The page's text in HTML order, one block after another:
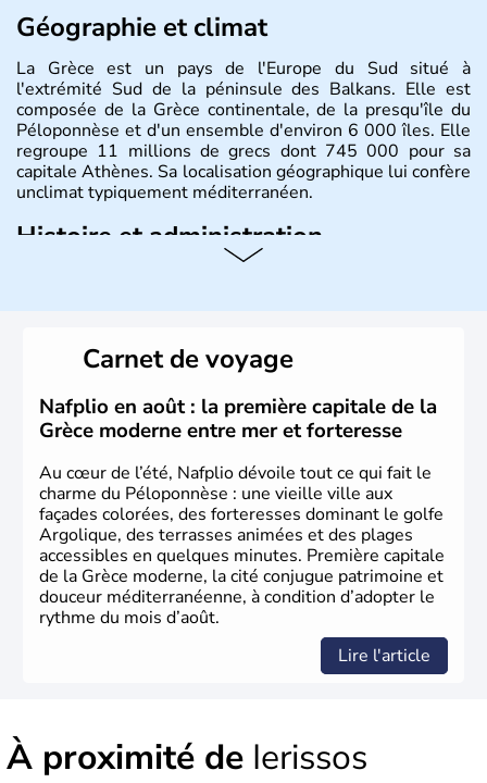
Géographie et climat
La Grèce est un pays de l'Europe du Sud situé à
l'extrémité Sud de la péninsule des Balkans. Elle est
composée de la Grèce continentale, de la presqu'île du
Péloponnèse et d'un ensemble d'environ 6 000 îles. Elle
regroupe 11 millions de grecs dont 745 000 pour sa
capitale Athènes. Sa localisation géographique lui confère
unclimat typiquement méditerranéen.
Histoire et administration
l'invention des Jeux Olympiques en 776 avant J.C. Le 25
mars 1820 sonne le début de la Guerre d'indépendance,
aujourd'hui date de la fête nationale grecque. La Grèce
est définitivement reconnue comme état indépendant à
partir de 1830.
Carnet de voyage
Nafplio en août : la première capitale de la
Grèce moderne entre mer et forteresse
Au cœur de l’été, Nafplio dévoile tout ce qui fait le
charme du Péloponnèse : une vieille ville aux
façades colorées, des forteresses dominant le golfe
Argolique, des terrasses animées et des plages
accessibles en quelques minutes. Première capitale
de la Grèce moderne, la cité conjugue patrimoine et
douceur méditerranéenne, à condition d’adopter le
rythme du mois d’août.
Lire l'article
À proximité de Ierissos